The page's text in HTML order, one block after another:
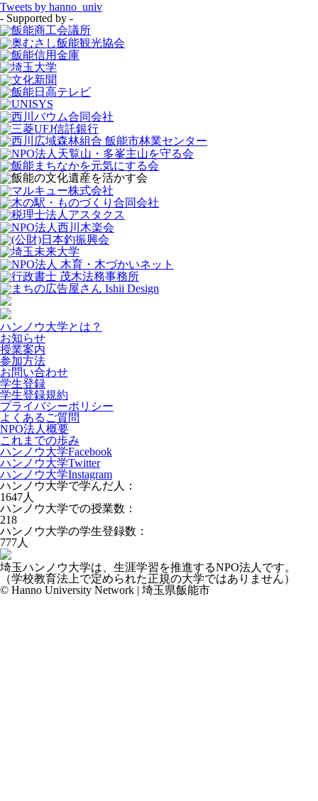
Tweets by hanno_univ
- Supported by -
ハンノウ大学とは？
お知らせ
授業案内
参加方法
お問い合わせ
学生登録
学生登録規約
プライバシーポリシー
よくあるご質問
NPO法人概要
これまでの歩み
ハンノウ大学Facebook
ハンノウ大学Twitter
ハンノウ大学Instagram
ハンノウ大学で学んだ人：
1647人
ハンノウ大学での授業数：
218
ハンノウ大学の学生登録数：
777人
埼玉ハンノウ大学は、生涯学習を推進するNPO法人です。
（学校教育法上で定められた正規の大学ではありません）
© Hanno University Network | 埼玉県飯能市